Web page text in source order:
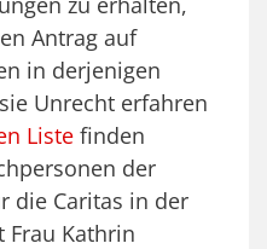
Antrag auf
in derjenigen
Unrecht erfahren
Liste finden
der
die Caritas in der
Frau Kathrin